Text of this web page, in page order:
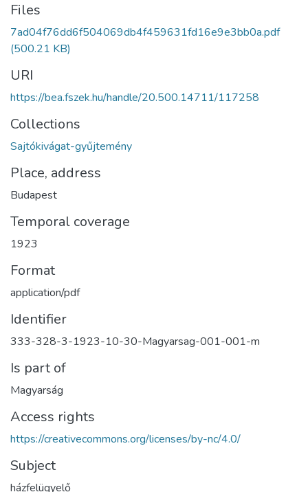
Files
7ad04f76dd6f504069db4f459631fd16e9e3bb0a.pdf
(500.21 KB)
URI
https://bea.fszek.hu/handle/20.500.14711/117258
Collections
Sajtókivágat-gyűjtemény
Place, address
Budapest
Temporal coverage
1923
Format
application/pdf
Identifier
333-328-3-1923-10-30-Magyarsag-001-001-m
Is part of
Magyarság
Access rights
https://creativecommons.org/licenses/by-nc/4.0/
Subject
házfelügyelő